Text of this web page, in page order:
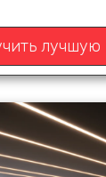
лучшую